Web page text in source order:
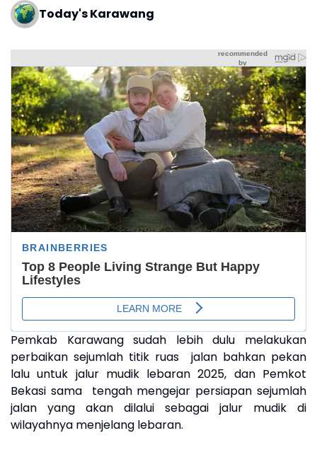
Today's Karawang
Pemkab Karawang sudah lebih dulu melakukan
perbaikan sejumlah titik ruas jalan bahkan pekan
lalu untuk jalur mudik lebaran 2025, dan Pemkot
Bekasi sama tengah mengejar persiapan sejumlah
jalan yang akan dilalui sebagai jalur mudik di
wilayahnya menjelang lebaran.